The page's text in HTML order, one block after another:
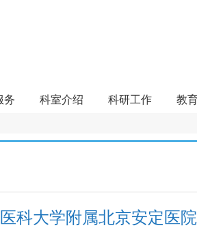
务 科室介绍 科研工作 教
科大学附属北京安定医